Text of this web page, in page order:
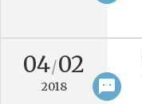
sms
04/02
2018 keyboard_arrow_right